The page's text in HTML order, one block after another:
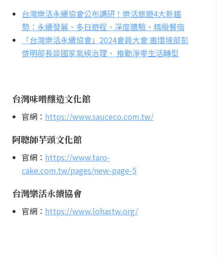
台灣樂活永續協會公布調研！樂活旅遊4大新趨
勢：永續發展、多日遊程、深度體驗、精緻餐宿
「台灣樂活永續協會」2024會員大會 邀環境部彭
啓明部長談國家氣候治理、 推動淨零生活轉型
台灣味噌釀造文化館
官網： https://www.sauceco.com.tw/
阿聰師芋頭文化館
官網： https://www.taro-
cake.com.tw/pages/new-page-5
台灣樂活永續協會
官網： https://www.lohastw.org/